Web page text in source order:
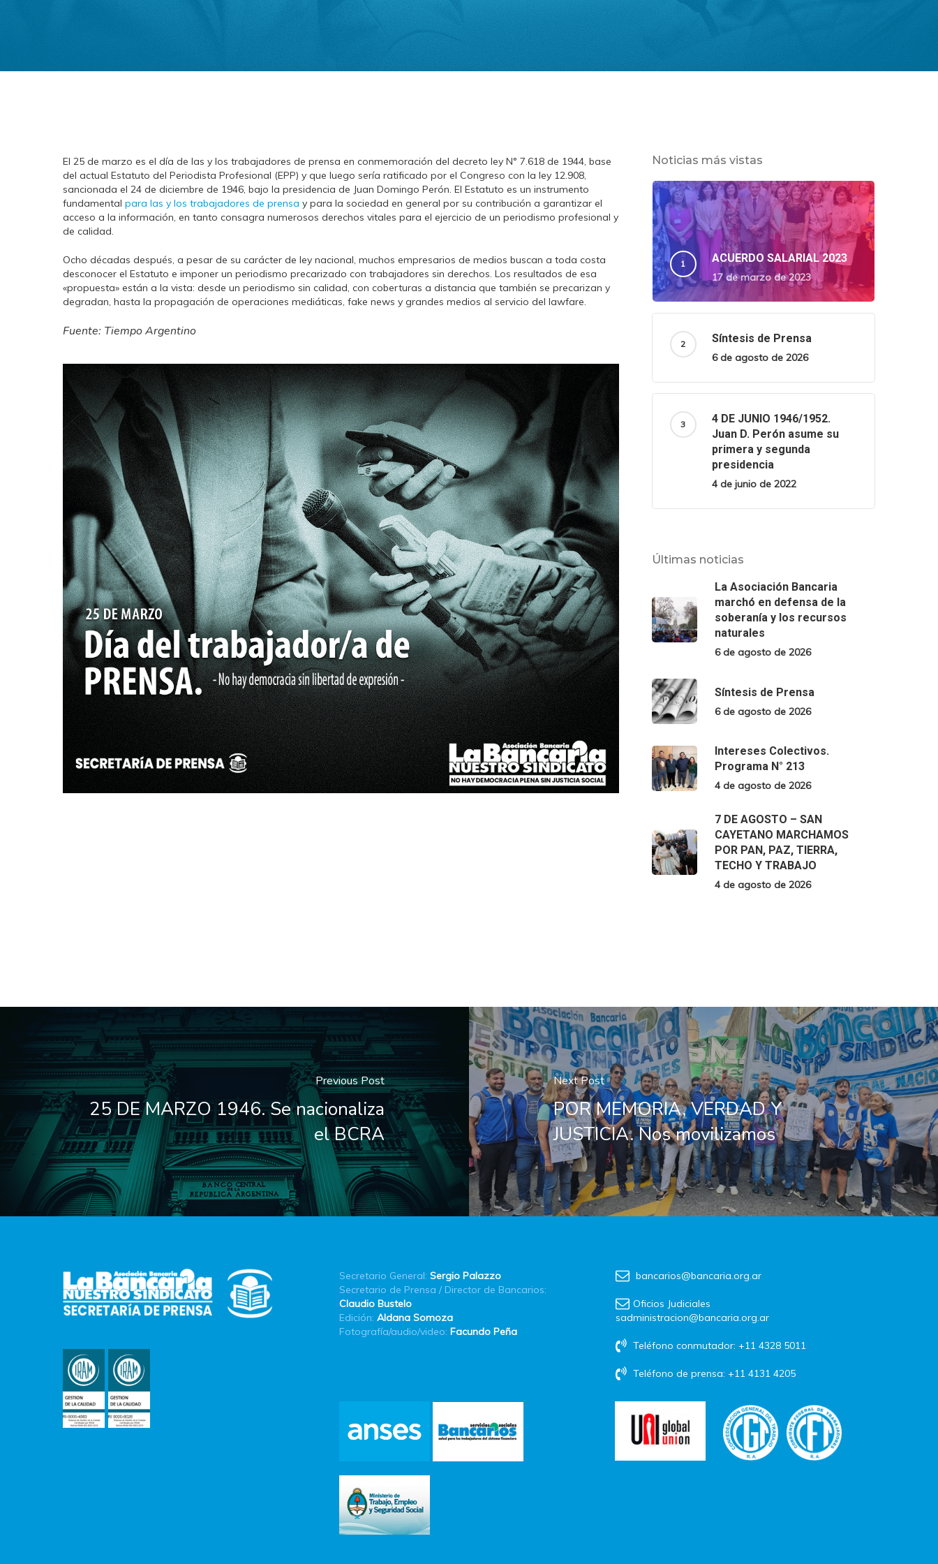
El 25 de marzo es el día de las y los trabajadores de prensa en conmemoración del decreto ley N° 7.618 de 1944, base
del actual Estatuto del Periodista Profesional (EPP) y que luego sería ratificado por el Congreso con la ley 12.908,
sancionada el 24 de diciembre de 1946, bajo la presidencia de Juan Domingo Perón. El Estatuto es un instrumento
fundamental para las y los trabajadores de prensa y para la sociedad en general por su contribución a garantizar el
acceso a la información, en tanto consagra numerosos derechos vitales para el ejercicio de un periodismo profesional y
de calidad.
Ocho décadas después, a pesar de su carácter de ley nacional, muchos empresarios de medios buscan a toda costa
desconocer el Estatuto e imponer un periodismo precarizado con trabajadores sin derechos. Los resultados de esa
«propuesta» están a la vista: desde un periodismo sin calidad, con coberturas a distancia que también se precarizan y
degradan, hasta la propagación de operaciones mediáticas, fake news y grandes medios al servicio del lawfare.
Fuente: Tiempo Argentino
Noticias más vistas
ACUERDO SALARIAL 2023
17 de marzo de 2023
Síntesis de Prensa
6 de agosto de 2026
4 DE JUNIO 1946/1952.
Juan D. Perón asume su
primera y segunda
presidencia
4 de junio de 2022
Últimas noticias
La Asociación Bancaria
marchó en defensa de la
soberanía y los recursos
naturales
6 de agosto de 2026
Síntesis de Prensa
6 de agosto de 2026
Intereses Colectivos.
Programa N° 213
4 de agosto de 2026
7 DE AGOSTO – SAN
CAYETANO MARCHAMOS
POR PAN, PAZ, TIERRA,
TECHO Y TRABAJO
4 de agosto de 2026
Previous Post
25 DE MARZO 1946. Se nacionaliza
el BCRA
Next Post
POR MEMORIA, VERDAD Y
JUSTICIA. Nos movilizamos
Secretario General: Sergio Palazzo
Secretario de Prensa / Director de Bancarios:
Claudio Bustelo
Edición: Aldana Somoza
Fotografía/audio/video: Facundo Peña
bancarios@bancaria.org.ar
Oficios Judiciales
sadministracion@bancaria.org.ar
Teléfono conmutador: +11 4328 5011
Teléfono de prensa: +11 4131 4205